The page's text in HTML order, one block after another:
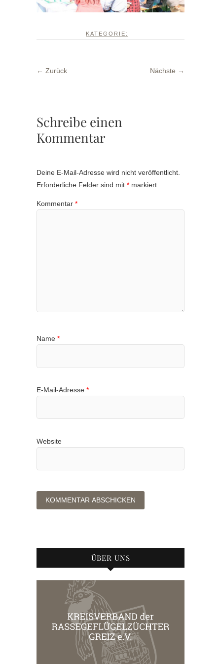
KATEGORIE:
← Zurück Nächste →
Schreibe einen
Kommentar
Deine E-Mail-Adresse wird nicht veröffentlicht.
Erforderliche Felder sind mit * markiert
Kommentar *
Name *
E-Mail-Adresse *
Website
ÜBER UNS